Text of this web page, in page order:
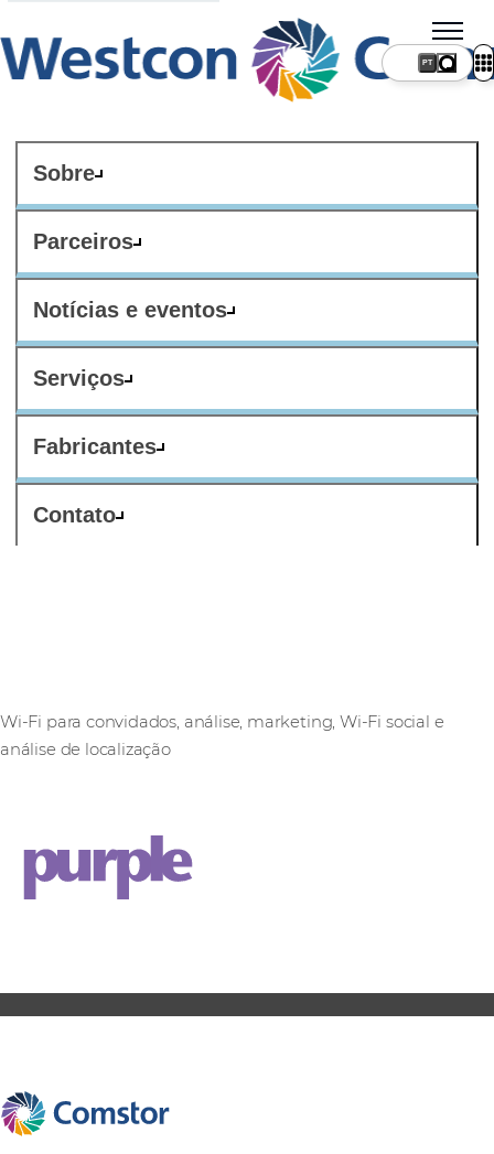
Sobre
Parceiros
Notícias e eventos
Serviços
Fabricantes
Contato
PT
Wi-Fi para convidados, análise, marketing, Wi-Fi social e
análise de localização